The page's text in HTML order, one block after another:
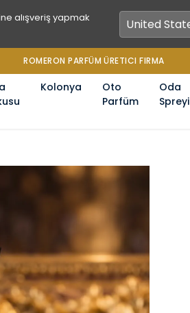
alışveriş yapmak
ROMERON PARFÜM ÜRETICI FIRMA
Kolonya
Oto
Parfüm
Oda
Spreyi